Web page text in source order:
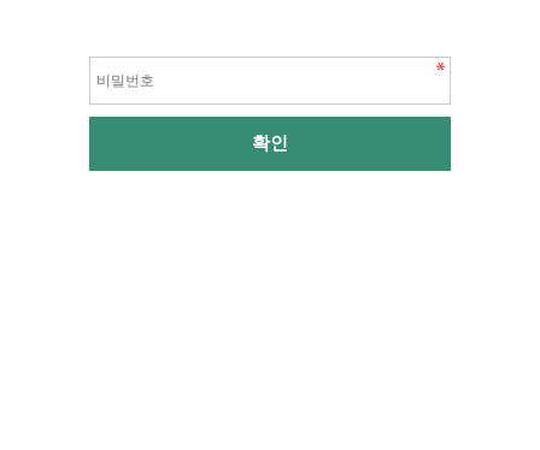
밀
번
수